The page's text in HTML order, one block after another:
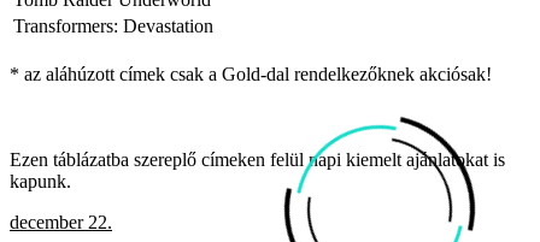
Transformers: Devastation
* az aláhúzott címek csak a Gold-dal rendelkezőknek akciósak!
Ezen táblázatba szereplő címeken felül napi kiemelt ajánlatokat is
kapunk.
december 22.